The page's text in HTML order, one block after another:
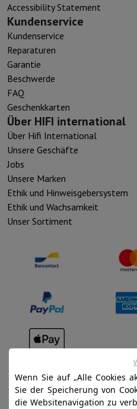
Accessibility Statement
Kundenservice
Kundenservice
Reparaturen
Garantie
Beschwerde
FAQ
Geschenkkarten
Über HIFI international
Über Hifi International
Unsere Geschäfte
Jobs
Unsere Marken
Ethik und Hinweisgebersystem
Ethik und Wachsamkeit
Unser Sortiment
Wenn Sie auf „Alle Cookies
Sie der Speicherung von
die Websitenavigation zu